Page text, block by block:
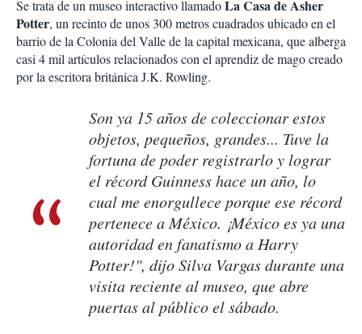
Se trata de un museo interactivo llamadoLa Casa de Asher
Potter, un recinto de unos 300 metros cuadrados ubicado en el
barrio de la Colonia del Valle de la capital mexicana, que alberga
casi 4 mil artículos relacionados con el aprendiz de mago creado
por la escritora británica J.K. Rowling.
Son ya 15 años de coleccionar estos
objetos, pequeños, grandes... Tuve la
fortuna de poder registrarlo y lograr
el récord Guinness hace un año, lo
cual me enorgullece porque ese récord
pertenece a México. ¡México es ya una
autoridad en fanatismo a Harry
Potter!", dijo Silva Vargas durante una
visita reciente al museo, que abre
puertas al público el sábado.